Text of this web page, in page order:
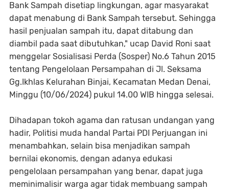
Bank Sampah disetiap lingkungan, agar masyarakat
dapat menabung di Bank Sampah tersebut. Sehingga
hasil penjualan sampah itu, dapat ditabung dan
diambil pada saat dibutuhkan," ucap David Roni saat
menggelar Sosialisasi Perda (Sosper) No.6 Tahun 2015
tentang Pengelolaan Persampahan di Jl. Seksama
Gg.Ikhlas Kelurahan Binjai, Kecamatan Medan Denai,
Minggu (10/06/2024) pukul 14.00 WIB hingga selesai.
Dihadapan tokoh agama dan ratusan undangan yang
hadir, Politisi muda handal Partai PDI Perjuangan ini
menambahkan, selain bisa menjadikan sampah
bernilai ekonomis, dengan adanya edukasi
pengelolaan persampahan yang benar, dapat juga
meminimalisir warga agar tidak membuang sampah